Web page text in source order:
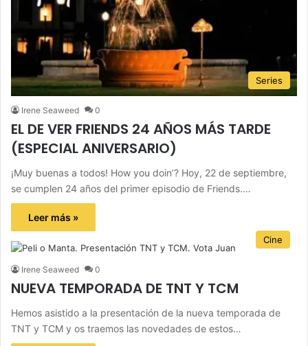
Series
Irene Seaweed 0
EL DE VER FRIENDS 24 AÑOS MÁS TARDE
(ESPECIAL ANIVERSARIO)
¡Muy buenas a todos! How you doin’? Hoy, 22 de septiembre,
se cumplen 24 años del primer episodio de Friends.…
Leer más »
Cine
Irene Seaweed 0
NUEVA TEMPORADA DE TNT Y TCM
Hemos asistido a la presentación de la nueva temporada de
TNT y TCM y os traemos las novedades de estos…